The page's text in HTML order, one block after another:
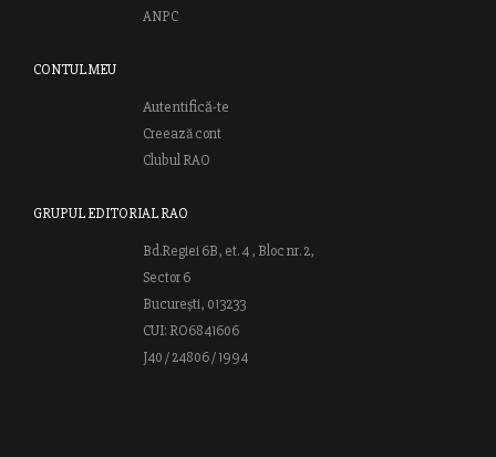
ANPC
CONTUL MEU
Autentifică-te
Creează cont
Clubul RAO
GRUPUL EDITORIAL RAO
Bd.Regiei 6B, et. 4 , Bloc nr. 2,
Sector 6
București, 013233
CUI: RO6841606
J40 / 24806 / 1994